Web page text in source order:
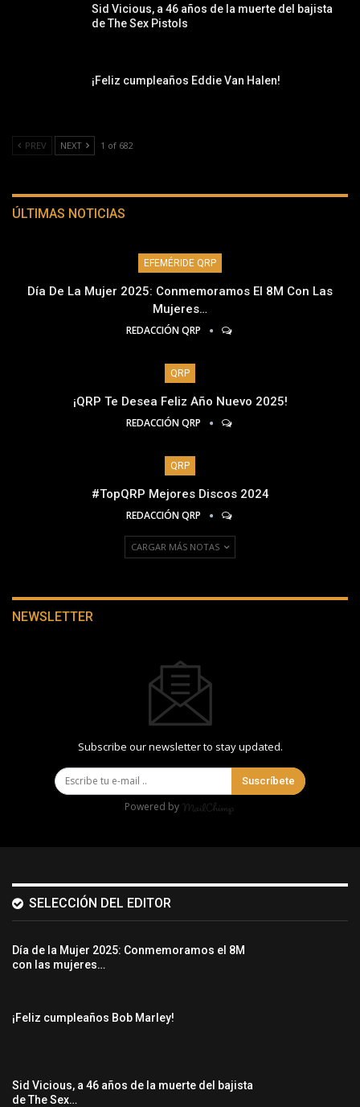
Sid Vicious, a 46 años de la muerte del bajista
de The Sex Pistols
¡Feliz cumpleaños Eddie Van Halen!
PREV NEXT 1 of 682
ÚLTIMAS NOTICIAS
EFEMÉRIDE QRP
Día De La Mujer 2025: Conmemoramos El 8M Con Las
Mujeres…
REDACCIÓN QRP
QRP
¡QRP Te Desea Feliz Año Nuevo 2025!
REDACCIÓN QRP
QRP
#TopQRP Mejores Discos 2024
REDACCIÓN QRP
CARGAR MÁS NOTAS
NEWSLETTER
Subscribe our newsletter to stay updated.
Suscríbete
Powered by
SELECCIÓN DEL EDITOR
Día de la Mujer 2025: Conmemoramos el 8M
con las mujeres…
¡Feliz cumpleaños Bob Marley!
Sid Vicious, a 46 años de la muerte del bajista
de The Sex…